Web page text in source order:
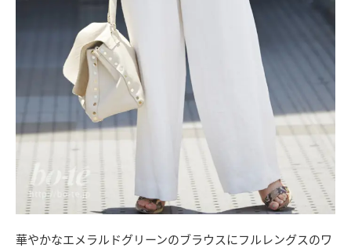
華やかなエメラルドグリーンのブラウスにフルレングスのワ